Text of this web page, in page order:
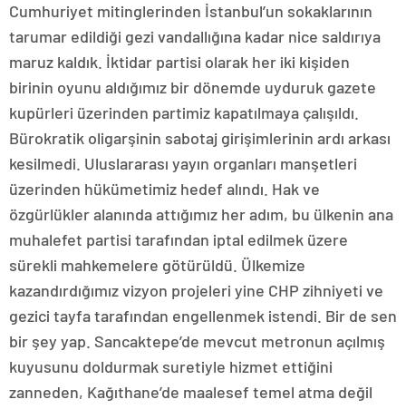
Cumhuriyet mitinglerinden İstanbul’un sokaklarının
tarumar edildiği gezi vandallığına kadar nice saldırıya
maruz kaldık. İktidar partisi olarak her iki kişiden
birinin oyunu aldığımız bir dönemde uyduruk gazete
kupürleri üzerinden partimiz kapatılmaya çalışıldı.
Bürokratik oligarşinin sabotaj girişimlerinin ardı arkası
kesilmedi. Uluslararası yayın organları manşetleri
üzerinden hükümetimiz hedef alındı. Hak ve
özgürlükler alanında attığımız her adım, bu ülkenin ana
muhalefet partisi tarafından iptal edilmek üzere
sürekli mahkemelere götürüldü. Ülkemize
kazandırdığımız vizyon projeleri yine CHP zihniyeti ve
gezici tayfa tarafından engellenmek istendi. Bir de sen
bir şey yap. Sancaktepe’de mevcut metronun açılmış
kuyusunu doldurmak suretiyle hizmet ettiğini
zanneden, Kağıthane’de maalesef temel atma değil